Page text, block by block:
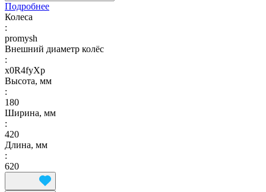
Подробнее
Колеса
:
promysh
Внешний диаметр колёс
:
x0R4fyXp
Высота, мм
:
180
Ширина, мм
:
420
Длина, мм
:
620